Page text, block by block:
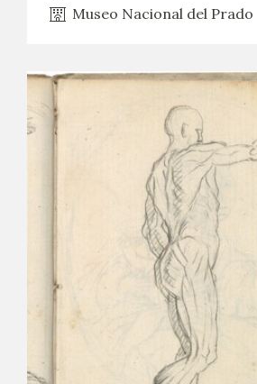
Museo Nacional del Prado